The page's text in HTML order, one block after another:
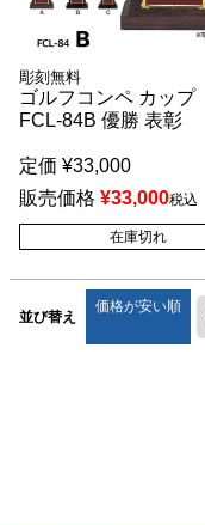
彫刻無料
ゴルフコンペ カップ
FCL-84B 優勝 表彰
定価 ¥33,000
販売価格 ¥33,000税込
在庫切れ
並び替え
価格が安い順